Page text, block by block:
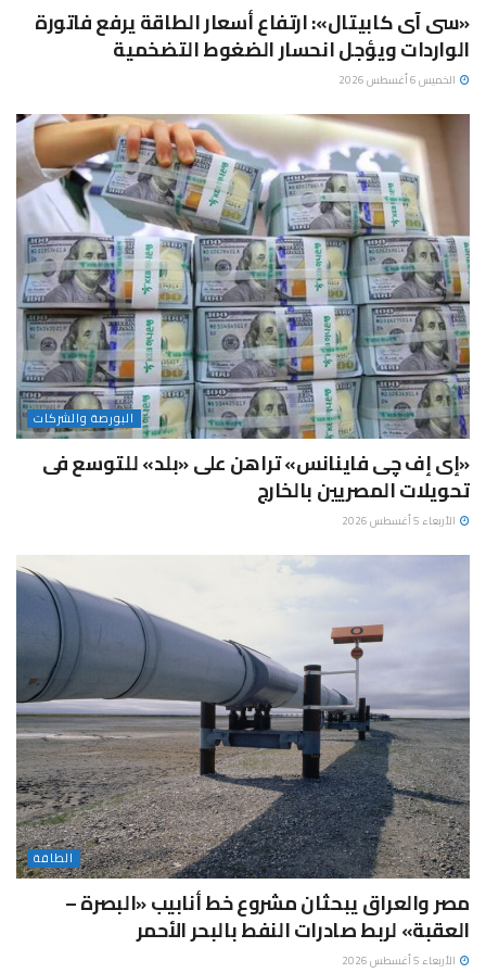
«سى آى كابيتال»: ارتفاع أسعار الطاقة يرفع فاتورة
الواردات ويؤجل انحسار الضغوط التضخمية
الخميس 6 أغسطس 2026
البورصة والشركات
«إى إف چى فاينانس» تراهن على «بلد» للتوسع فى
تحويلات المصريين بالخارج
الأربعاء 5 أغسطس 2026
الطاقة
مصر والعراق يبحثان مشروع خط أنابيب «البصرة –
العقبة» لربط صادرات النفط بالبحر الأحمر
الأربعاء 5 أغسطس 2026